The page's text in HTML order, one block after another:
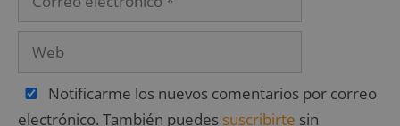
Notificarme los nuevos comentarios por correo
electrónico. También puedes suscribirte sin